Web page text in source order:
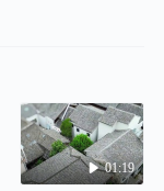
01:19